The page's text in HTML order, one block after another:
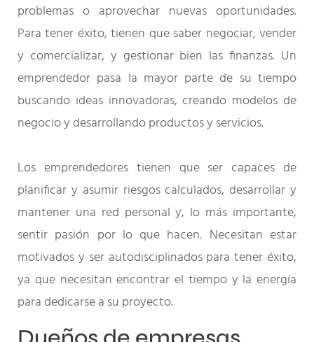
problemas o aprovechar nuevas oportunidades.
Para tener éxito, tienen que saber negociar, vender
y comercializar, y gestionar bien las finanzas. Un
emprendedor pasa la mayor parte de su tiempo
buscando ideas innovadoras, creando modelos de
negocio y desarrollando productos y servicios.
Los emprendedores tienen que ser capaces de
planificar y asumir riesgos calculados, desarrollar y
mantener una red personal y, lo más importante,
sentir pasión por lo que hacen. Necesitan estar
motivados y ser autodisciplinados para tener éxito,
ya que necesitan encontrar el tiempo y la energía
para dedicarse a su proyecto.